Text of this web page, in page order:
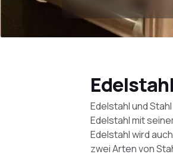
Edelstahl und
Edelstahl mit
Edelstahl wird
zwei Arten von